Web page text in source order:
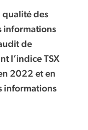
qualité des
informations
de
l’indice TSX
2022 et en
informations